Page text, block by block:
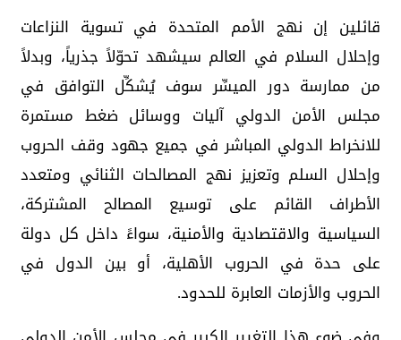
قائلين إن نهج الأمم المتحدة في تسوية النزاعات
وإحلال السلام في العالم سيشهد تحوّلاً جذرياً، وبدلاً
من ممارسة دور الميسِّر سوف يُشكِّل التوافق في
مجلس الأمن الدولي آليات ووسائل ضغط مستمرة
للانخراط الدولي المباشر في جميع جهود وقف الحروب
وإحلال السلم وتعزيز نهج المصالحات الثنائي ومتعدد
الأطراف القائم على توسيع المصالح المشتركة،
السياسية والاقتصادية والأمنية، سواءً داخل كل دولة
على حدة في الحروب الأهلية، أو بين الدول في
الحروب والأزمات العابرة للحدود.